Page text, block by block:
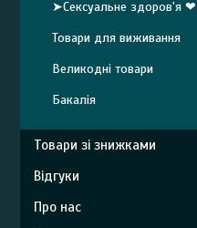
➤Сексуальне здоров'я ❤
Товари для виживання
Великодні товари
Бакалія
Товари зі знижками
Відгуки
Про нас